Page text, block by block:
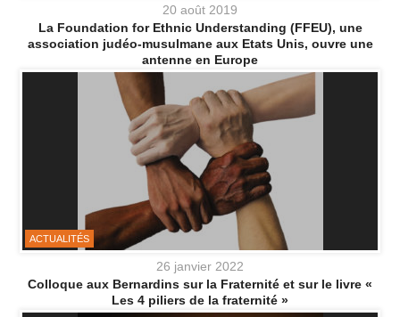
20 août 2019
La Foundation for Ethnic Understanding (FFEU), une
association judéo-musulmane aux Etats Unis, ouvre une
antenne en Europe
ACTUALITÉS
26 janvier 2022
Colloque aux Bernardins sur la Fraternité et sur le livre «
Les 4 piliers de la fraternité »